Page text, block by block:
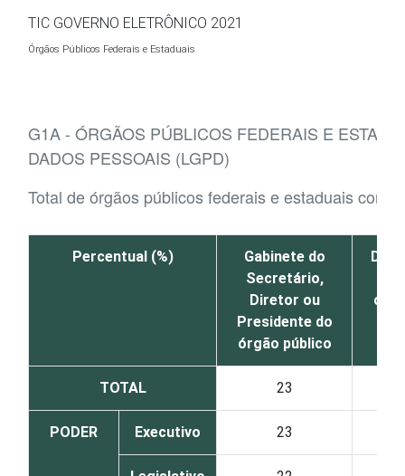
TIC GOVERNO ELETRÔNICO 2021
Órgãos Públicos Federais e Estaduais
G1A - ÓRGÃOS PÚBLICOS FEDERAIS E
DADOS PESSOAIS (LGPD)
Total de órgãos públicos federais e estaduais com
Percentual (%)
Gabinete do
Secretário,
Diretor ou
Presidente do
órgão público
TOTAL 23
PODER Executivo 23